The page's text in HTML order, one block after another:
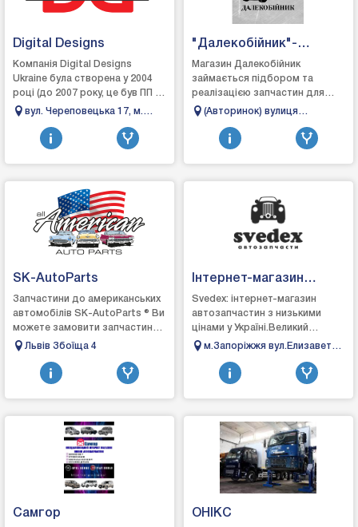
Digital Designs
Компанія Digital Designs
Ukraine була створена у 2004
році (до 2007 року, це був ПП –
роздрібна торгівля
аксесуарами для тюнінг...
вул. Череповецька 17, м.
Чернівці
"Далекобійник"-
Запчастини для
вантажних іномарок
(TIR) Магазин №183
Магазин Далекобійник
займається підбором та
реалізацією запчастин для
вантажних
є як українські компанії, так і
партнер...
(Авторинок) вулиця
Троїцька, 244, Миколаїв,
Миколаївська область, 54028
SK-AutoParts
Запчастини до американських
автомобілів SK-AutoParts ® Ви
можете замовити запчастини
для Chrysler, Dodge, Jeep, GMC,
Львів Збоїща 4
Інтернет-магазин
автозапчастин Svedex
Svedex: інтернет-магазин
автозапчастин з низькими
цінами у Україні.Великий
асортимент оригінальних та
гарантією високої якос...
м.Запоріжжя вул.Елизавети
Щедрович 73
Самгор OHIKC